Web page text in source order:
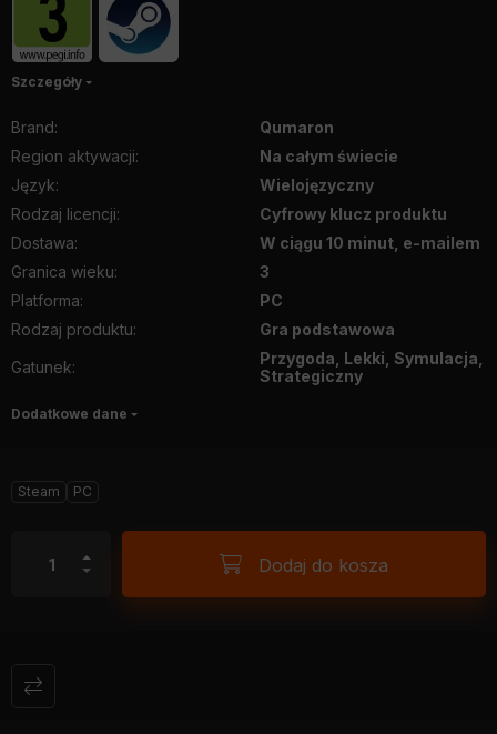
Szczegóły
Brand:
Qumaron
Region aktywacji:
Na całym świecie
Język:
Wielojęzyczny
Rodzaj licencji:
Cyfrowy klucz produktu
Dostawa:
W ciągu 10 minut, e-mailem
Granica wieku:
3
Platforma:
PC
Rodzaj produktu:
Gra podstawowa
Gatunek:
Przygoda, Lekki, Symulacja,
Strategiczny
Dodatkowe dane
Steam PC
Dodaj do kosza